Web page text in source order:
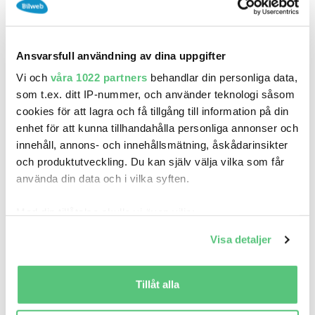
Ansvarsfull användning av dina uppgifter
Vi och våra 1022 partners behandlar din personliga data,
som t.ex. ditt IP-nummer, och använder teknologi såsom
cookies för att lagra och få tillgång till information på din
enhet för att kunna tillhandahålla personliga annonser och
innehåll, annons- och innehållsmätning, åskådarinsikter
och produktutveckling. Du kan själv välja vilka som får
använda din data och i vilka syften.
som kan ha en noggrannhet på upp till flera meter
Identifiera din enhet genom att aktivt skanna den
för specifika kännetecken (fingeravtryck)
Ta reda på mer om hur dina personliga uppgifter
Visa detaljer
Tillåt alla
9 jul 20:01
Audi Q4 e-tron quattro Proline Edition - Priv..
Pris
Bilia Haninge Audi
Mil: 0 År: 2027 Drivmedel:
Räkna på försäkring